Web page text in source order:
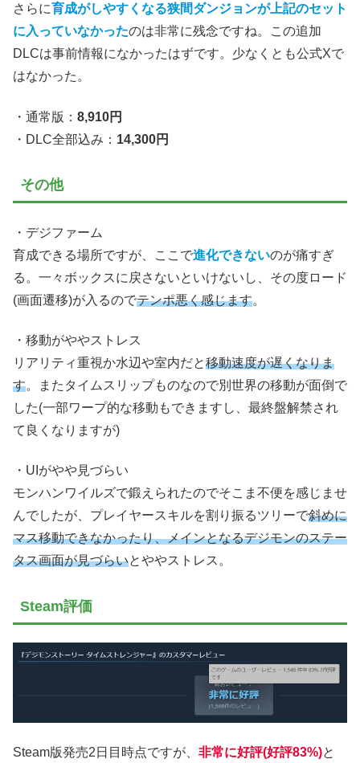
さらに育成がしやすくなる狭間ダンジョンが上記のセット
に入っていなかったのは非常に残念ですね。この追加
DLCは事前情報になかったはずです。少なくとも公式Xで
はなかった。
・通常版： 8,910円
・DLC全部込み： 14,300円
その他
・デジファーム
育成できる場所ですが、ここで進化できないのが痛すぎ
る。一々ボックスに戻さないといけないし、その度ロード
(画面遷移)が入るのでテンポ悪く感じます。
・移動がややストレス
リアリティ重視か水辺や室内だと移動速度が遅くなりま
す。またタイムスリップものなので別世界の移動が面倒で
した(一部ワープ的な移動もできますし、最終盤解禁され
て良くなりますが)
・UIがやや見づらい
モンハンワイルズで鍛えられたのでそこま不便を感じませ
んでしたが、プレイヤースキルを割り振るツリーで斜めに
マス移動できなかったり、メインとなるデジモンのステー
タス画面が見づらいとややストレス。
Steam評価
Steam版発売2日目時点ですが、 非常に好評(好評83%)と